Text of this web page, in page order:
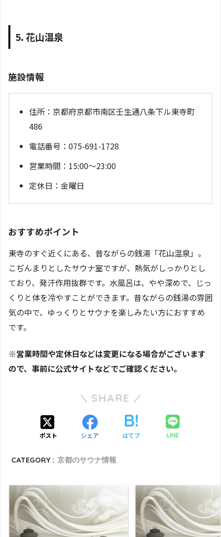
5. 花山温泉
施設情報
住所：京都府京都市南区壬生通八条下ル東寺町
486
電話番号：075-691-1728
営業時間：15:00～23:00
定休日：金曜日
おすすめポイント
東寺のすぐ近くにある、昔ながらの銭湯「花山温泉」。
こぢんまりとしたサウナ室ですが、熱気がしっかりとし
ており、発汗作用抜群です。水風呂は、やや深めで、じっ
くりと体を冷やすことができます。昔ながらの銭湯の雰囲
気の中で、ゆっくりとサウナを楽しみたい方におすすめ
です。
※営業時間や定休日などは変更になる場合がございます
ので、事前に公式サイトなどでご確認ください。
SHARE
ポスト シェア はてブ LINE
CATEGORY : 京都のサウナ情報